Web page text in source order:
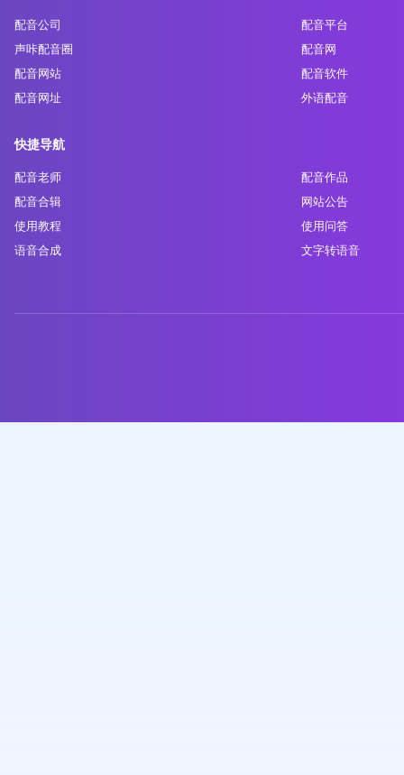
配音公司
配音平台
声咔配音圈
配音网
配音网站
配音软件
配音网址
外语配音
快捷导航
配音老师
配音作品
配音合辑
网站公告
使用教程
使用问答
语音合成
文字转语音